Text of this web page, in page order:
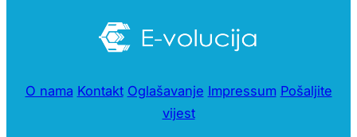
O nama Kontakt Oglašavanje Impressum Pošaljite
vijest